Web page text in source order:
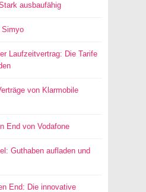
ausbaufähig
Simyo
Laufzeitvertrag: Die Tarife
von Klarmobile
End von Vodafone
Guthaben aufladen und
End: Die innovative